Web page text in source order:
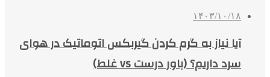
۱۴۰۳/۱۰/۱۸
آیا نیاز به گرم کردن گیربکس اتوماتیک در هوای
سرد داریم؟ (باور درست vs غلط)